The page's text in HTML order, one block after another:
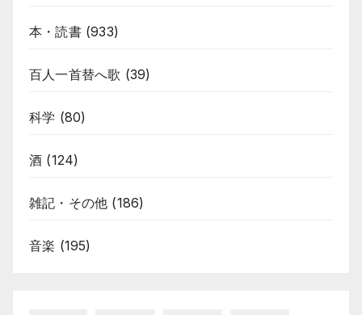
本・読書(933)
百人一首替へ歌 (39)
科学 (80)
酒 (124)
雑記・その他 (186)
音楽 (195)